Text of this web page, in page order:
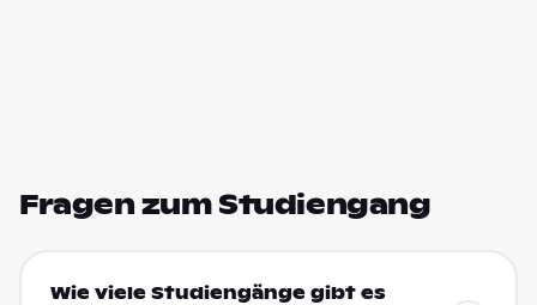
Fragen zum Studiengang
Wie viele Studiengänge gibt es